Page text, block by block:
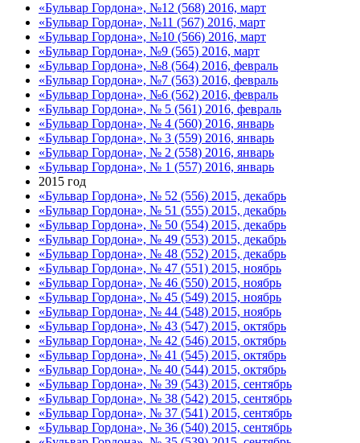
«Бульвар Гордона», №12 (568) 2016, март
«Бульвар Гордона», №11 (567) 2016, март
«Бульвар Гордона», №10 (566) 2016, март
«Бульвар Гордона», №9 (565) 2016, март
«Бульвар Гордона», №8 (564) 2016, февраль
«Бульвар Гордона», №7 (563) 2016, февраль
«Бульвар Гордона», №6 (562) 2016, февраль
«Бульвар Гордона», № 5 (561) 2016, февраль
«Бульвар Гордона», № 4 (560) 2016, январь
«Бульвар Гордона», № 3 (559) 2016, январь
«Бульвар Гордона», № 2 (558) 2016, январь
«Бульвар Гордона», № 1 (557) 2016, январь
2015 год
«Бульвар Гордона», № 52 (556) 2015, декабрь
«Бульвар Гордона», № 51 (555) 2015, декабрь
«Бульвар Гордона», № 50 (554) 2015, декабрь
«Бульвар Гордона», № 49 (553) 2015, декабрь
«Бульвар Гордона», № 48 (552) 2015, декабрь
«Бульвар Гордона», № 47 (551) 2015, ноябрь
«Бульвар Гордона», № 46 (550) 2015, ноябрь
«Бульвар Гордона», № 45 (549) 2015, ноябрь
«Бульвар Гордона», № 44 (548) 2015, ноябрь
«Бульвар Гордона», № 43 (547) 2015, октябрь
«Бульвар Гордона», № 42 (546) 2015, октябрь
«Бульвар Гордона», № 41 (545) 2015, октябрь
«Бульвар Гордона», № 40 (544) 2015, октябрь
«Бульвар Гордона», № 39 (543) 2015, сентябрь
«Бульвар Гордона», № 38 (542) 2015, сентябрь
«Бульвар Гордона», № 37 (541) 2015, сентябрь
«Бульвар Гордона», № 36 (540) 2015, сентябрь